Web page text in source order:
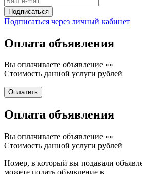
Подписаться через личный кабинет
Оплата объявления
Вы оплачиваете объявление «»
Стоимость данной услуги рублей
Оплата объявления
Вы оплачиваете объявление «»
Стоимость данной услуги рублей
Номер, в который вы подавали